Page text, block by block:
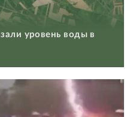
уровень воды в